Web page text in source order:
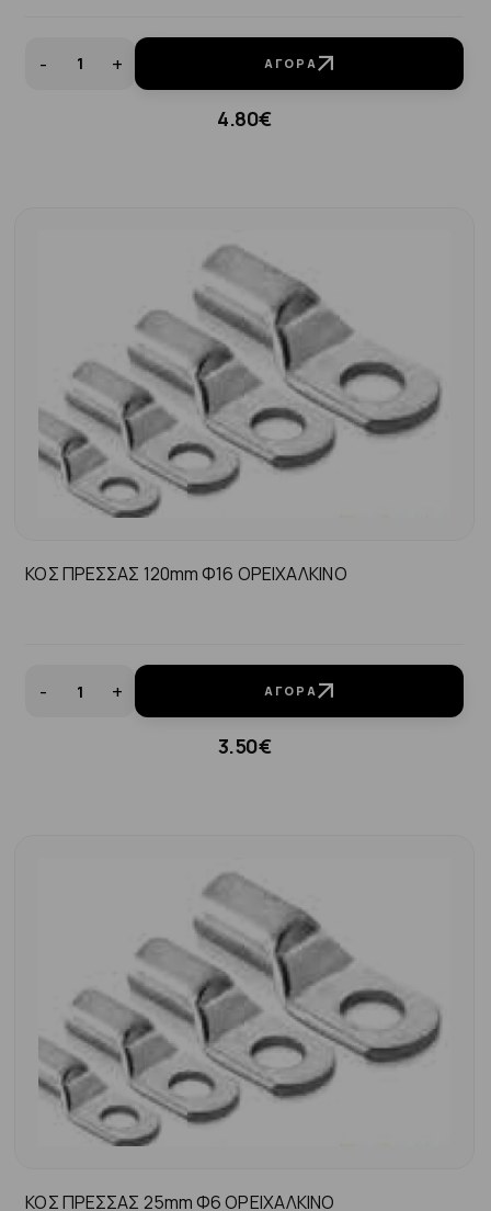
- + ΑΓΟΡΆ
4.80€
ΚΟΣ ΠΡΕΣΣΑΣ 120mm Φ16 ΟΡΕΙΧΑΛΚΙΝΟ
- + ΑΓΟΡΆ
3.50€
ΚΟΣ ΠΡΕΣΣΑΣ 25mm Φ6 ΟΡΕΙΧΑΛΚΙΝΟ